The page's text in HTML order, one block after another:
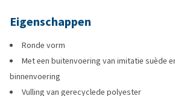
Eigenschappen
Ronde vorm
Met een buitenvoering van imitatie suède
binnenvoering
Vulling van gerecyclede polyester